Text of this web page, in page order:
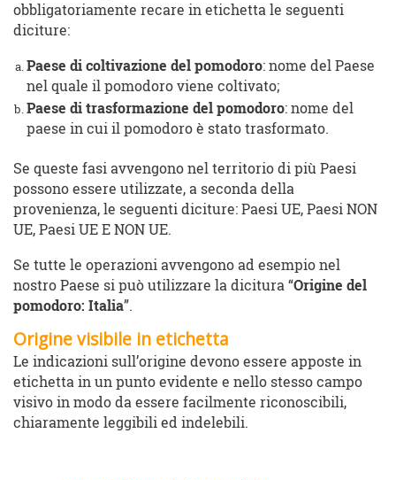
obbligatoriamente recare in etichetta le seguenti
diciture:
Paese di coltivazione del pomodoro: nome del Paese
nel quale il pomodoro viene coltivato;
Paese di trasformazione del pomodoro: nome del
paese in cui il pomodoro è stato trasformato.
Se queste fasi avvengono nel territorio di più Paesi
possono essere utilizzate, a seconda della
provenienza, le seguenti diciture: Paesi UE, Paesi NON
UE, Paesi UE E NON UE.
Se tutte le operazioni avvengono ad esempio nel
nostro Paese si può utilizzare la dicitura “Origine del
pomodoro: Italia”.
Origine visibile in etichetta
Le indicazioni sull’origine devono essere apposte in
etichetta in un punto evidente e nello stesso campo
visivo in modo da essere facilmente riconoscibili,
chiaramente leggibili ed indelebili.